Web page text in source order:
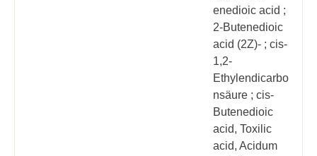
enedioic acid ;
2-Butenedioic
acid (2Z)- ; cis-
1,2-
Ethylendicarbo
nsäure ; cis-
Butenedioic
acid, Toxilic
acid, Acidum